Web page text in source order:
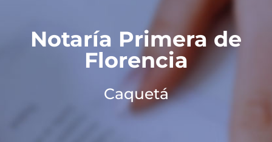
Notaría Primera de
Florencia
Caquetá